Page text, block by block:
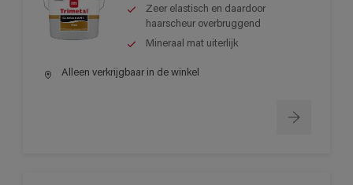
Zeer elastisch en daardoor
haarscheur overbruggend
Mineraal mat uiterlijk
Alleen verkrijgbaar in de winkel